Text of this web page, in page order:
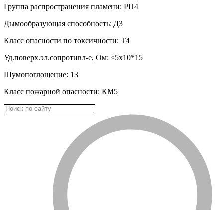
Группа распространения пламени: РП4
Дымообразующая способность: Д3
Класс опасности по токсичности: Т4
Уд.поверх.эл.сопротивл-е, Ом: ≤5х10*15
Шумопоглощение: 13
Класс пожарной опасности: КМ5